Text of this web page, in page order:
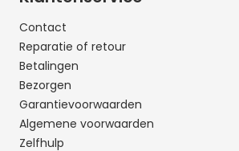
Contact
Reparatie of retour
Betalingen
Bezorgen
Garantievoorwaarden
Algemene voorwaarden
Zelfhulp